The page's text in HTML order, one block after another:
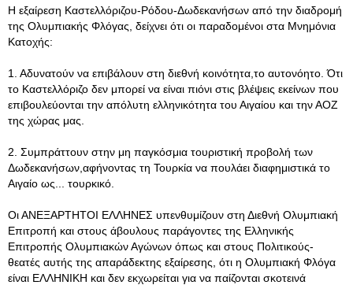
Η εξαίρεση Καστελλόριζου-Ρόδου-Δωδεκανήσων από την διαδρομή
της Ολυμπιακής Φλόγας, δείχνει ότι οι παραδομένοι στα Μνημόνια
Κατοχής:
1. Αδυνατούν να επιβάλουν στη διεθνή κοινότητα,το αυτονόητο. Ότι
το Καστελλόριζο δεν μπορεί να είναι πιόνι στις βλέψεις εκείνων που
επιβουλεύονται την απόλυτη ελληνικότητα του Αιγαίου και την ΑΟΖ
της χώρας μας.
2. Συμπράττουν στην μη παγκόσμια τουριστική προβολή των
Δωδεκανήσων,αφήνοντας τη Τουρκία να πουλάει διαφημιστικά το
Αιγαίο ως... τουρκικό.
Οι ΑΝΕΞΑΡΤΗΤΟΙ ΕΛΛΗΝΕΣ υπενθυμίζουν στη Διεθνή Ολυμπιακή
Επιτροπή και στους άβουλους παράγοντες της Ελληνικής
Επιτροπής Ολυμπιακών Αγώνων όπως και στους Πολιτικούς-
θεατές αυτής της απαράδεκτης εξαίρεσης, ότι η Ολυμπιακή Φλόγα
είναι ΕΛΛΗΝΙΚΗ και δεν εκχωρείται για να παίζονται σκοτεινά